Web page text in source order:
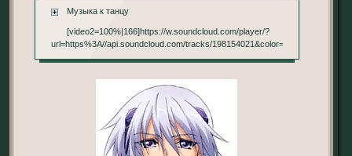
Музыка к танцу
[video2=100%|166]https://w.soundcloud.com/player/?
url=https%3A//api.soundcloud.com/tracks/198154021&color=0066cc[/video2]